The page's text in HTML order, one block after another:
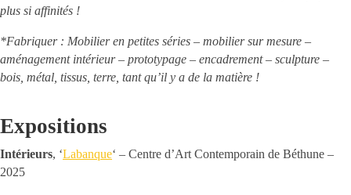
plus si affinités !
*Fabriquer : Mobilier en petites séries – mobilier sur mesure –
aménagement intérieur – prototypage – encadrement – sculpture –
bois, métal, tissus, terre, tant qu’il y a de la matière !
Expositions
Intérieurs, ‘Labanque‘ – Centre d’Art Contemporain de Béthune –
2025